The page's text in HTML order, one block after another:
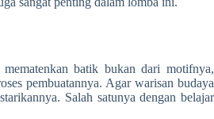
batik bukan dari motifnya,
pembuatannya. Agar warisan budaya
Salah satunya dengan belajar